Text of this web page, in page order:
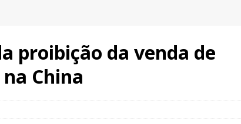
proibição da venda de
China